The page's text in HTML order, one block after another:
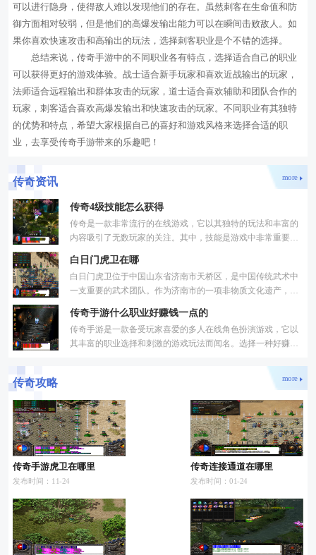
可以进行隐身，使得敌人难以发现他们的存在。虽然刺客在生命值和防
御方面相对较弱，但是他们的高爆发输出能力可以在瞬间击败敌人。如
果你喜欢快速攻击和高输出的玩法，选择刺客职业是个不错的选择。
总结来说，传奇手游中的不同职业各有特点，选择适合自己的职业
可以获得更好的游戏体验。战士适合新手玩家和喜欢近战输出的玩家，
法师适合远程输出和群体攻击的玩家，道士适合喜欢辅助和团队合作的
玩家，刺客适合喜欢高爆发输出和快速攻击的玩家。不同职业有其独特
的优势和特点，希望大家根据自己的喜好和游戏风格来选择合适的职
业，去享受传奇手游带来的乐趣吧！
传奇资讯 more
传奇4级技能怎么获得
传奇是一款非常流行的在线游戏，它以其独特的玩法和丰富的
内容吸引了无数玩家的关注。其中，技能是游戏中非常重要的
白日门虎卫在哪
白日门虎卫位于中国山东省济南市天桥区，是中国传统武术中
一支重要的武术团队。作为济南市的一项非物质文化遗产，白
传奇手游什么职业好赚钱一点的
传奇手游是一款备受玩家喜爱的多人在线角色扮演游戏，它以
其丰富的职业选择和刺激的游戏玩法而闻名。选择一种好赚钱
传奇攻略 more
传奇手游虎卫在哪里
发布时间：11-24
传奇连接通道在哪里
发布时间：01-24